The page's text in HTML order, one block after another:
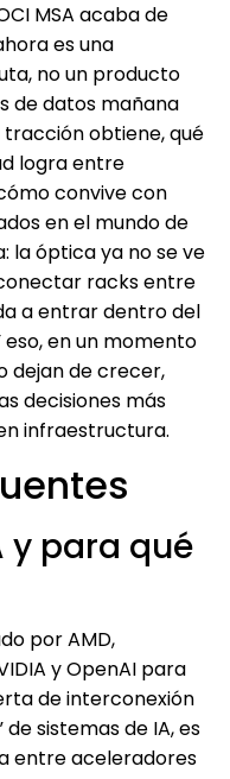
MSA acaba de
es una
no un producto
de datos mañana
obtiene, qué
logra entre
convive con
en el mundo de
la óptica ya no se ve
racks entre
a entrar dentro del
en un momento
dejan de crecer,
decisiones más
infraestructura.
y para qué
por AMD,
y OpenAI para
de interconexión
sistemas de IA, es
entre aceleradores